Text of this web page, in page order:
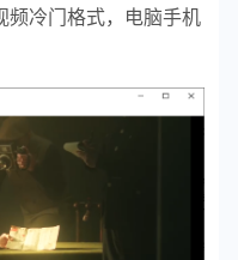
频冷门格式，电脑手机